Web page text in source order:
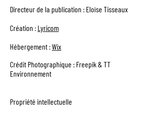
Directeur de la publication : Eloïse Tisseaux
Création : Lyricom
Hébergement :Wix
Crédit Photographique : Freepik & TT
Environnement
Propriété intellectuelle